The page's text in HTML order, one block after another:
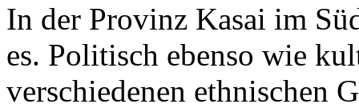
In der Provinz Kasai im
es. Politisch ebenso wie
verschiedenen ethnischen